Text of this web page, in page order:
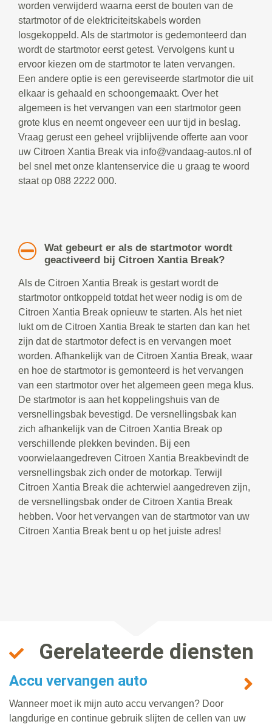
worden verwijderd waarna eerst de bouten van de
startmotor of de elektriciteitskabels worden
losgekoppeld. Als de startmotor is gedemonteerd dan
wordt de startmotor eerst getest. Vervolgens kunt u
ervoor kiezen om de startmotor te laten vervangen.
Een andere optie is een gereviseerde startmotor die uit
elkaar is gehaald en schoongemaakt. Over het
algemeen is het vervangen van een startmotor geen
grote klus en neemt ongeveer een uur tijd in beslag.
Vraag gerust een geheel vrijblijvende offerte aan voor
uw Citroen Xantia Break via info@vandaag-autos.nl of
bel snel met onze klantenservice die u graag te woord
staat op 088 2222 000.
Wat gebeurt er als de startmotor wordt
geactiveerd bij Citroen Xantia Break?
Als de Citroen Xantia Break is gestart wordt de
startmotor ontkoppeld totdat het weer nodig is om de
Citroen Xantia Break opnieuw te starten. Als het niet
lukt om de Citroen Xantia Break te starten dan kan het
zijn dat de startmotor defect is en vervangen moet
worden. Afhankelijk van de Citroen Xantia Break, waar
en hoe de startmotor is gemonteerd is het vervangen
van een startmotor over het algemeen geen mega klus.
De startmotor is aan het koppelingshuis van de
versnellingsbak bevestigd. De versnellingsbak kan
zich afhankelijk van de Citroen Xantia Break op
verschillende plekken bevinden. Bij een
voorwielaangedreven Citroen Xantia Breakbevindt de
versnellingsbak zich onder de motorkap. Terwijl
Citroen Xantia Break die achterwiel aangedreven zijn,
de versnellingsbak onder de Citroen Xantia Break
hebben. Voor het vervangen van de startmotor van uw
Citroen Xantia Break bent u op het juiste adres!
Gerelateerde diensten
Accu vervangen auto
Wanneer moet ik mijn auto accu vervangen? Door
langdurige en continue gebruik slijten de cellen van uw